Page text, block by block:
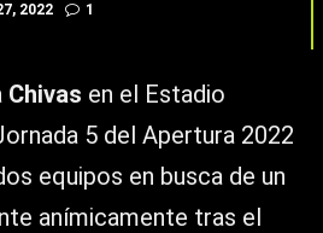
2022 1
Chivas en el Estadio
5 del Apertura 2022
equipos en busca de un
anímicamente tras el